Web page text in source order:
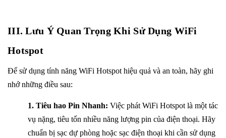
III. Lưu Ý Quan Trọng Khi Sử Dụng WiFi
Hotspot
Để sử dụng tính năng WiFi Hotspot hiệu quả và an toàn, hãy ghi
nhớ những điều sau:
1. Tiêu hao Pin Nhanh: Việc phát WiFi Hotspot là một tác
vụ nặng, tiêu tốn nhiều năng lượng pin của điện thoại. Hãy
chuẩn bị sạc dự phòng hoặc sạc điện thoại khi cần sử dụng